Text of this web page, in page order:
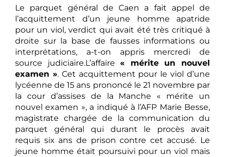
Le parquet général de Caen a fait appel de
l’acquittement d’un jeune homme apatride
pour un viol, verdict qui avait été très critiqué à
droite sur la base de fausses informations ou
interprétations, a-t-on appris mercredi de
source judiciaire.L’affaire« mérite un nouvel
examen ». Cet acquittement pour le viol d’une
lycéenne de 15 ans prononcé le 21 novembre par
la cour d’assises de la Manche « mérite un
nouvel examen », a indiqué à l’AFP Marie Besse,
magistrate chargée de la communication du
parquet général qui durant le procès avait
requis six ans de prison contre cet accusé. Le
jeune homme était poursuivi pour un viol mais